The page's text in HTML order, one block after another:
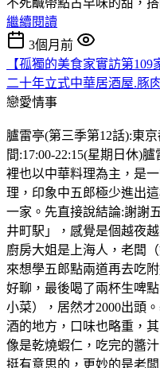
繼續閱讀
3個月前
【孤獨的美食家實訪第
二十年立式中華居酒屋.豚
戀愛情事
臚雷亭(第三季第12話):東
間:17:00-22:15(星期日休)
裡也以中華料理為主，是
理，印象中五郎極少進出
一家。先直接說結論:謝謝
井町駅」，感覺是個越夜
廚房大姐是上海人，老闆
來想學五郎點兩道再去吃
好聊，最後喝了兩杯生啤
小菜），居然才2000出頭
酒的地方，口味也略重，
像是乾燒蝦仁，吃完的醬
挺有意思的，更妙的是老